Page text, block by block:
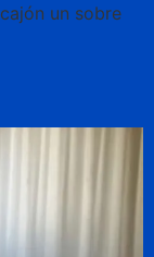
un sobre